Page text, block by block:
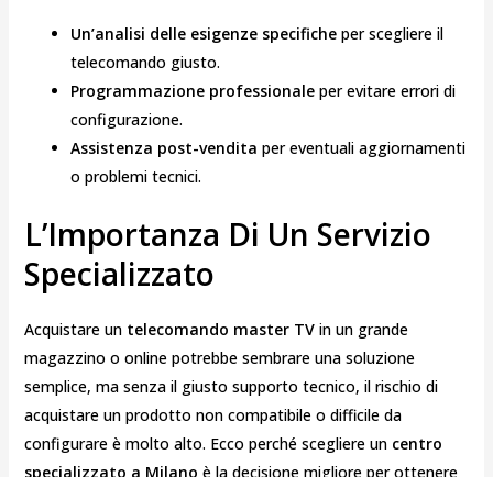
Un’analisi delle esigenze specificheper scegliere il
telecomando giusto.
Programmazione professionaleper evitare errori di
configurazione.
Assistenza post-vendita per eventuali aggiornamenti
o problemi tecnici.
L’Importanza Di Un Servizio
Specializzato
Acquistare un telecomando master TVin un grande
magazzino o online potrebbe sembrare una soluzione
semplice, ma senza il giusto supporto tecnico, il rischio di
acquistare un prodotto non compatibile o difficile da
configurare è molto alto. Ecco perché scegliere un centro
specializzato a Milano è la decisione migliore per ottenere